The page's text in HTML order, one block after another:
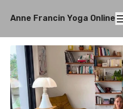
Anne Francin Yoga Online